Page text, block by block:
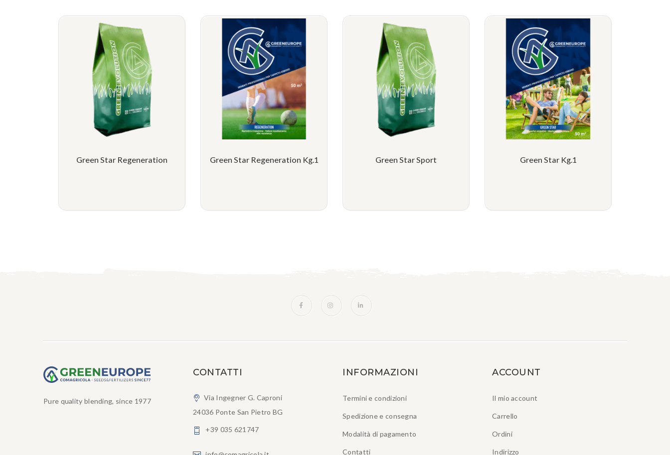
Green Star Regeneration Green Star Regeneration Kg.1 Green Star Sport Green Star Kg.1
Pure quality blending, since 1977
CONTATTI
Via Ingegner G. Caproni
24036 Ponte San Pietro BG
+39 035 621747
INFORMAZIONI
Termini e condizioni
Spedizione e consegna
Modalità di pagamento
Contatti
ACCOUNT
Il mio account
Carrello
Ordini
Indirizzo